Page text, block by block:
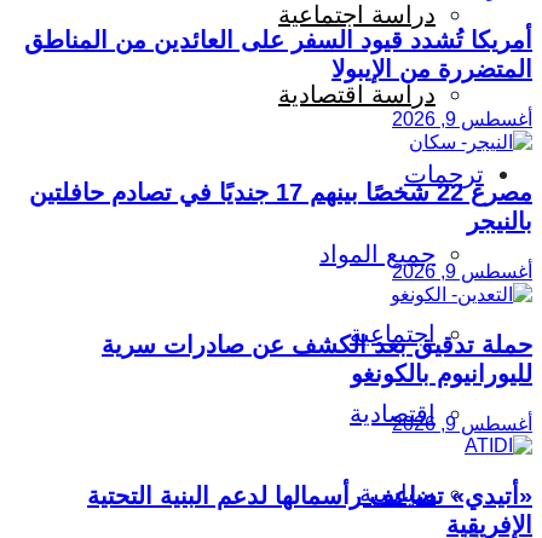
دراسة اجتماعية
دراسة اقتصادية
ترجمات
جميع المواد
اجتماعية
اقتصادية
سياسية
أمريكا تُشدد قيود السفر على العائدين من المناطق
المتضررة من الإيبولا
أغسطس 9, 2026
مصرع 22 شخصًا بينهم 17 جنديًا في تصادم حافلتين
بالنيجر
أغسطس 9, 2026
حملة تدقيق بعد الكشف عن صادرات سرية
لليورانيوم بالكونغو
أغسطس 9, 2026
«أتيدي» تضاعف رأسمالها لدعم البنية التحتية
الإفريقية